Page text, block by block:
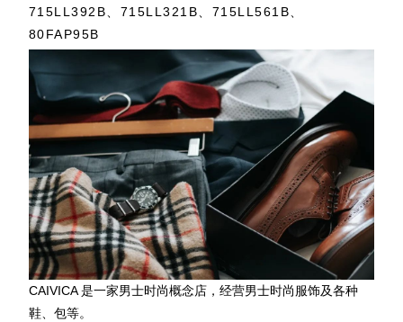
715LL392B、715LL321B、715LL561B、
80FAP95B
CAIVICA 是一家男士时尚概念店，经营男士时尚服饰及各种
鞋、包等。